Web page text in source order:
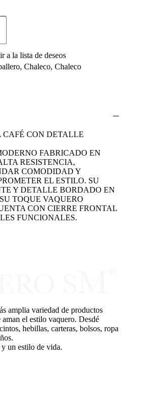
a la lista de deseos
, Chaleco, Chaleco
CAFÉ CON DETALLE
FABRICADO EN
RESISTENCIA,
COMODIDAD Y
EL ESTILO. SU
Y DETALLE BORDADO EN
TOQUE VAQUERO
CON CIERRE FRONTAL
FUNCIONALES.
amplia variedad de productos
el estilo vaquero. Desdé
hebillas, carteras, bolsos, ropa
un estilo de vida.